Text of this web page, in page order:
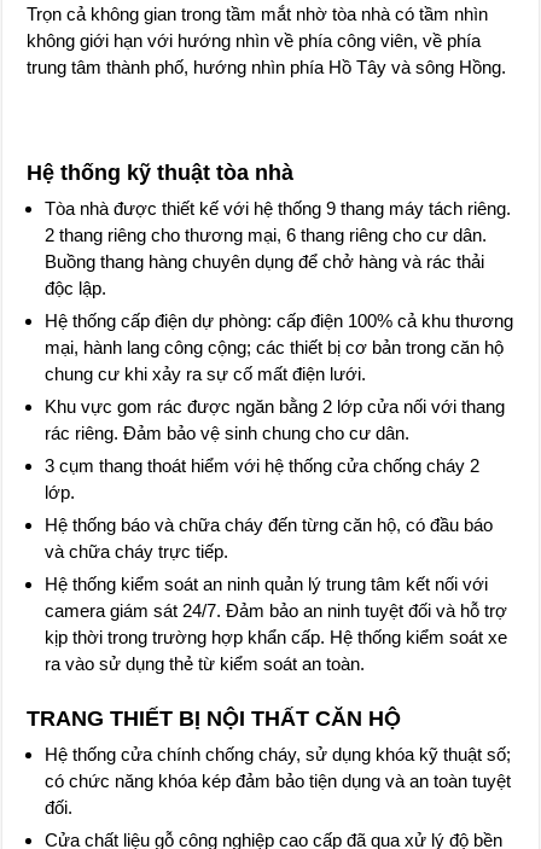
Trọn cả không gian trong tầm mắt nhờ tòa nhà có tầm nhìn
không giới hạn với hướng nhìn về phía công viên, về phía
trung tâm thành phố, hướng nhìn phía Hồ Tây và sông Hồng.
Hệ thống kỹ thuật tòa nhà
Tòa nhà được thiết kế với hệ thống 9 thang máy tách riêng.
2 thang riêng cho thương mại, 6 thang riêng cho cư dân.
Buồng thang hàng chuyên dụng để chở hàng và rác thải
độc lập.
Hệ thống cấp điện dự phòng: cấp điện 100% cả khu thương
mại, hành lang công cộng; các thiết bị cơ bản trong căn hộ
chung cư khi xảy ra sự cố mất điện lưới.
Khu vực gom rác được ngăn bằng 2 lớp cửa nối với thang
rác riêng. Đảm bảo vệ sinh chung cho cư dân.
3 cụm thang thoát hiểm với hệ thống cửa chống cháy 2
lớp.
Hệ thống báo và chữa cháy đến từng căn hộ, có đầu báo
và chữa cháy trực tiếp.
Hệ thống kiểm soát an ninh quản lý trung tâm kết nối với
camera giám sát 24/7. Đảm bảo an ninh tuyệt đối và hỗ trợ
kịp thời trong trường hợp khẩn cấp. Hệ thống kiểm soát xe
ra vào sử dụng thẻ từ kiểm soát an toàn.
TRANG THIẾT BỊ NỘI THẤT CĂN HỘ
Hệ thống cửa chính chống cháy, sử dụng khóa kỹ thuật số;
có chức năng khóa kép đảm bảo tiện dụng và an toàn tuyệt
đối.
Cửa chất liệu gỗ công nghiệp cao cấp đã qua xử lý độ bền